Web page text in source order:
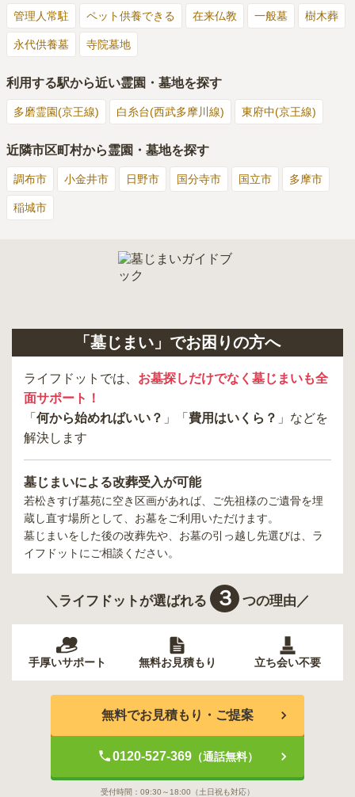
管理人常駐 ペット供養できる 在来仏教 一般墓 樹木葬
永代供養墓 寺院墓地
利用する駅から近い霊園・墓地を探す
多磨霊園(京王線) 白糸台(西武多摩川線) 東府中(京王線)
近隣市区町村から霊園・墓地を探す
調布市 小金井市 日野市 国分寺市 国立市 多摩市
稲城市
「墓じまい」でお困りの方へ
ライフドットでは、 お墓探しだけでなく墓じまいも全
面サポート！
「 何から始めればいい？ 」「 費用はいくら？ 」などを
解決します
墓じまいによる改葬受入が可能
若松きすげ墓苑に空き区画があれば、ご先祖様のご遺骨を埋
蔵し直す場所として、お墓をご利用いただけます。
墓じまいをした後の改葬先や、お墓の引っ越し先選びは、ラ
イフドットにご相談ください。
＼ライフドットが選ばれる ３ つの理由／
手厚いサポート 無料お見積もり 立ち会い不要
無料でお見積もり・ご提案
0120-527-369（通話無料）
受付時間： 09:30～18:00 （土日祝も対応）